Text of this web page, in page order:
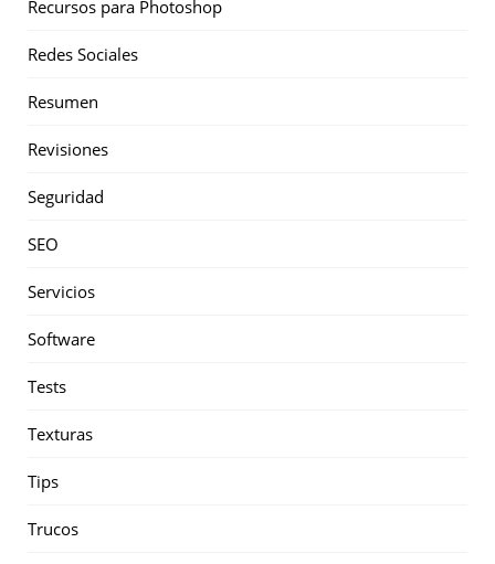
Recursos para Photoshop
Redes Sociales
Resumen
Revisiones
Seguridad
SEO
Servicios
Software
Tests
Texturas
Tips
Trucos